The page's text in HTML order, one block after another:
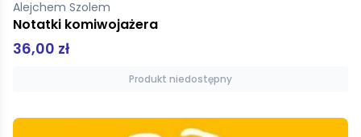
Alejchem Szolem
Notatki komiwojażera
36,00 zł
Produkt niedostępny